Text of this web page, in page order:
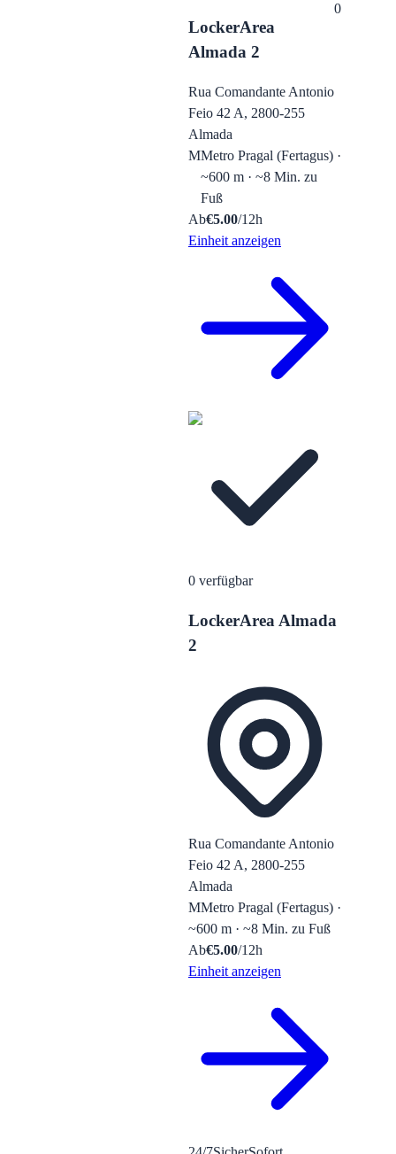
LockerArea
Almada 2
0
Rua Comandante Antonio
Feio 42 A, 2800-255
Almada
MMetro Pragal (Fertagus) ·
~600 m · ~8 Min. zu
Fuß
Ab€5.00/12h
Einheit anzeigen
0 verfügbar
LockerArea Almada
2
Rua Comandante Antonio
Feio 42 A, 2800-255
Almada
MMetro Pragal (Fertagus) ·
~600 m · ~8 Min. zu Fuß
Ab€5.00/12h
Einheit anzeigen